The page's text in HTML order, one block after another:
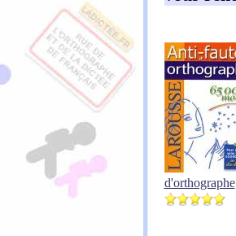
d'orthographe